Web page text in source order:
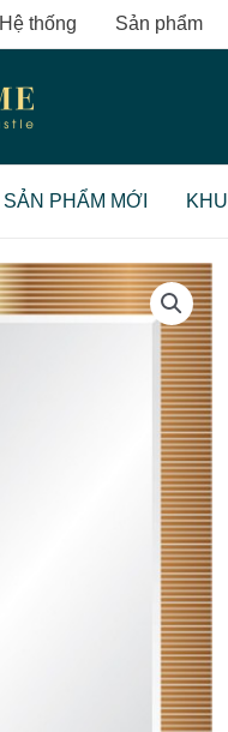
Hệ thống Sản phẩm
SẢN PHẨM MỚI